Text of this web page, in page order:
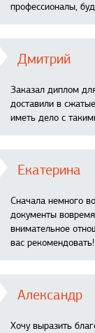
профессионалы,
Дмитрий
Заказал диплом
доставили в
иметь дело с
Екатерина
Сначала немного
документы
внимательное
вас рекомендовать!
Александр
Хочу выразить